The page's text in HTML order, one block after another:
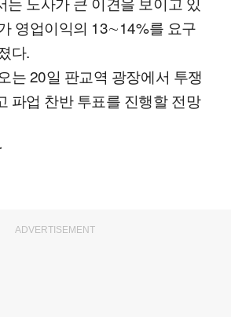
영업이익의 13∼14%를 요구
다.
는 20일 판교역 광장에서 투쟁
파업 찬반 투표를 진행할 전망
ADVERTISEMENT